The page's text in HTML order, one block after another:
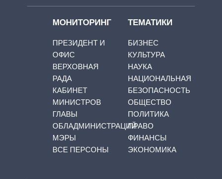
МОНИТОРИНГ
ПРЕЗИДЕНТ И
ОФИС
ВЕРХОВНАЯ
РАДА
КАБИНЕТ
МИНИСТРОВ
ГЛАВЫ
ОБЛАДМИНИСТРАЦИЙ
МЭРЫ
ВСЕ ПЕРСОНЫ
ТЕМАТИКИ
БИЗНЕС
КУЛЬТУРА
НАУКА
НАЦИОНАЛЬНАЯ
БЕЗОПАСНОСТЬ
ОБЩЕСТВО
ПОЛИТИКА
ПРАВО
ФИНАНСЫ
ЭКОНОМИКА